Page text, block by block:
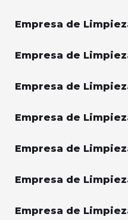
Empresa de
Empresa de
Empresa de
Empresa de
Empresa de
Empresa de
Empresa de